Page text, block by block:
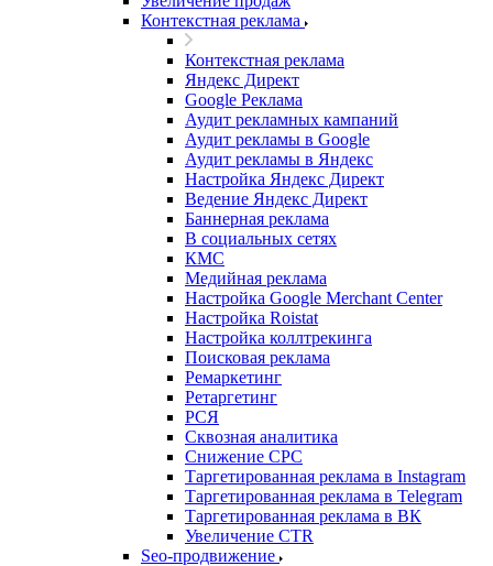
Контекстная реклама
Контекстная реклама
Яндекс Директ
Google Реклама
Аудит рекламных кампаний
Аудит рекламы в Google
Аудит рекламы в Яндекс
Настройка Яндекс Директ
Ведение Яндекс Директ
Баннерная реклама
В социальных сетях
КМС
Медийная реклама
Настройка Google Merchant Center
Настройка Roistat
Настройка коллтрекинга
Поисковая реклама
Ремаркетинг
Ретаргетинг
РСЯ
Сквозная аналитика
Снижение CPC
Таргетированная реклама в Instagram
Таргетированная реклама в Telegram
Таргетированная реклама в ВК
Увеличение CTR
Seo-продвижение